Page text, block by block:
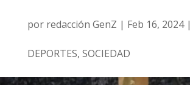
por redacción GenZ | Feb 16, 2024|
DEPORTES, SOCIEDAD